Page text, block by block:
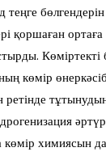
қоршаған
көмір
ретінде
көмір химиясын